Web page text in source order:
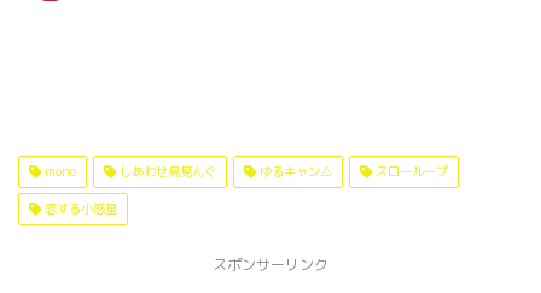
mono しあわせ鳥見んぐ ゆるキャン△ スローループ
恋する小惑星
スポンサーリンク